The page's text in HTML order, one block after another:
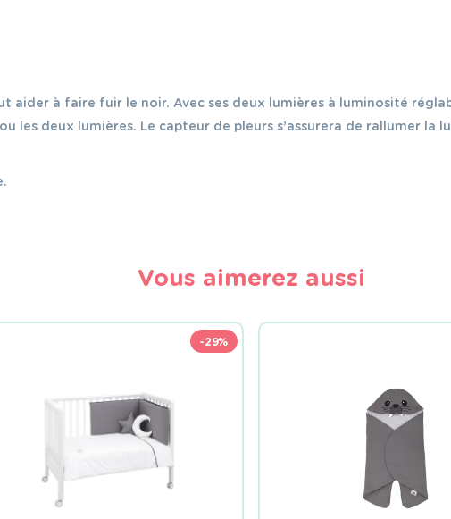
aider à faire fuir le noir. Avec ses deux lumières à luminosité
les deux lumières. Le capteur de pleurs s’assurera de rallumer
Vous aimerez aussi
-29%